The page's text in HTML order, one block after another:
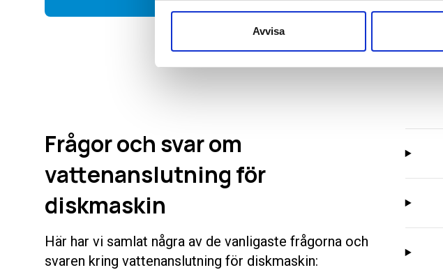
Avvisa
Frågor och svar om
vattenanslutning för
diskmaskin
Här har vi samlat några av de vanligaste frågorna och
svaren kring vattenanslutning för diskmaskin: